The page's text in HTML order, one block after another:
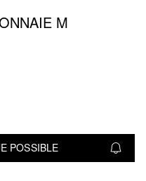
M
POSSIBLE